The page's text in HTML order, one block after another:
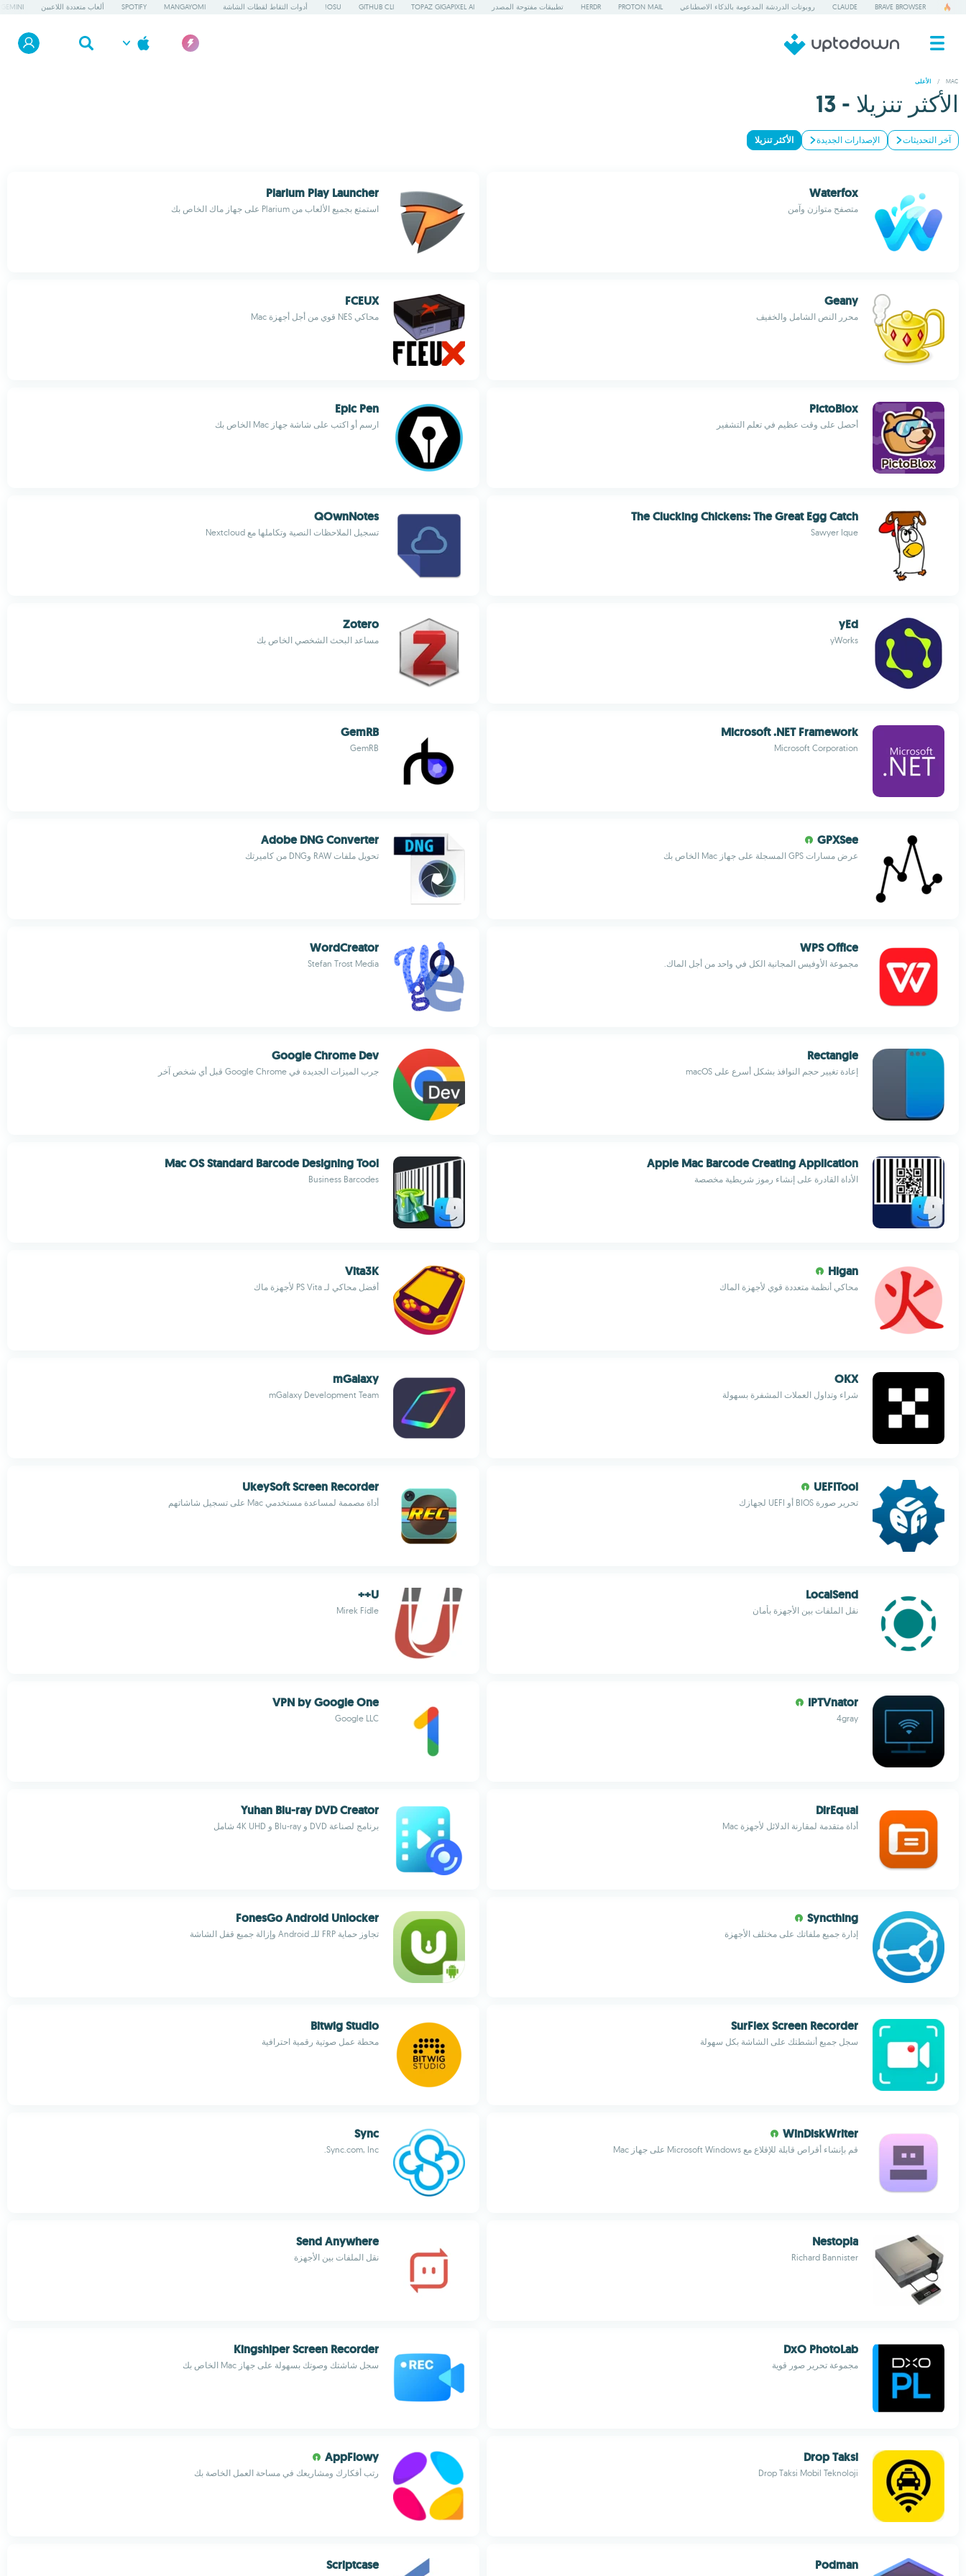
BRAVE BROWSER
CLAUDE روبوتات الدردشة المدعومة بالذكاء الاصطناعي PROTON MAIL
HERDR تطبيقات مفتوحة المصدر TOPAZ GIGAPIXEL AI
GITHUB CLI
OSU! أدوات التقاط لقطات الشاشة MANGAYOMI
SPOTIFY ألعاب متعددة اللاعبين
MAC
/ الأعلى
الأكثر تنزيلا - 13
آخر التحديثات الإصدارات الجديدة الأكثر تنزيلا
Waterfox
متصفح متوازن وآمن
Plarium Play Launcher
استمتع بجميع الألعاب من Plarium على جهاز ماك الخاص بك
Geany
محرر النص الشامل والخفيف
FCEUX
محاكي NES قوي من أجل أجهزة Mac
PictoBlox
أحصل على وقت عظيم في تعلم التشفير
Epic Pen
ارسم أو اكتب على شاشة جهاز Mac الخاص بك
The Clucking Chickens: The Great Egg Catch
Sawyer Ique
QOwnNotes
تسجيل الملاحظات النصية وتكاملها مع Nextcloud
yEd
yWorks
Zotero
مساعد البحث الشخصي الخاص بك
Microsoft .NET Framework
Microsoft Corporation
GemRB
GemRB
GPXSee
عرض مسارات GPS المسجلة على جهاز Mac الخاص بك
Adobe DNG Converter
تحويل ملفات RAW وDNG من كاميرتك
WPS Office
مجموعة الأوفيس المجانية الكل في واحد من أجل الماك.
WordCreator
Stefan Trost Media
Rectangle
إعادة تغيير حجم النوافذ بشكل أسرع على macOS
Google Chrome Dev
جرب الميزات الجديدة في Google Chrome قبل أي شخص آخر
Apple Mac Barcode Creating Application
الأداة القادرة على إنشاء رموز شريطية مخصصة
Mac OS Standard Barcode Designing Tool
Business Barcodes
Higan
محاكي أنظمة متعددة قوي لأجهزة الماك
Vita3K
أفضل محاكي لـ PS Vita لأجهزة ماك
OKX
شراء وتداول العملات المشفرة بسهولة
mGalaxy
mGalaxy Development Team
UEFITool
تحرير صورة BIOS أو UEFI لجهازك
UkeySoft Screen Recorder
أداة مصممة لمساعدة مستخدمي Mac على تسجيل شاشاتهم
LocalSend
نقل الملفات بين الأجهزة بأمان
U++
Mirek Fídle
IPTVnator
4gray
VPN by Google One
Google LLC
DirEqual
أداة متقدمة لمقارنة الدلائل لأجهزة Mac
Yuhan Blu-ray DVD Creator
برنامج لصناعة DVD و Blu-ray و 4K UHD شامل
Syncthing
إدارة جميع ملفاتك على مختلف الأجهزة
FonesGo Android Unlocker
تجاوز حماية FRP للـ Android وإزالة جميع قفل الشاشة
SurFlex Screen Recorder
سجل جميع أنشطتك على الشاشة بكل سهولة
Bitwig Studio
محطة عمل صوتية رقمية احترافية
WinDiskWriter
قم بإنشاء أقراص قابلة للإقلاع مع Microsoft Windows على جهاز Mac
Sync
Sync.com, Inc.
Nestopia
Richard Bannister
Send Anywhere
نقل الملفات بين الأجهزة
DxO PhotoLab
مجموعة تحرير صور قوية
Kingshiper Screen Recorder
سجل شاشتك وصوتك بسهولة على جهاز Mac الخاص بك
Drop Taksi
Drop Taksi Mobil Teknoloji
AppFlowy
رتب أفكارك ومشاريعك في مساحة العمل الخاصة بك
Podman
Scriptcase